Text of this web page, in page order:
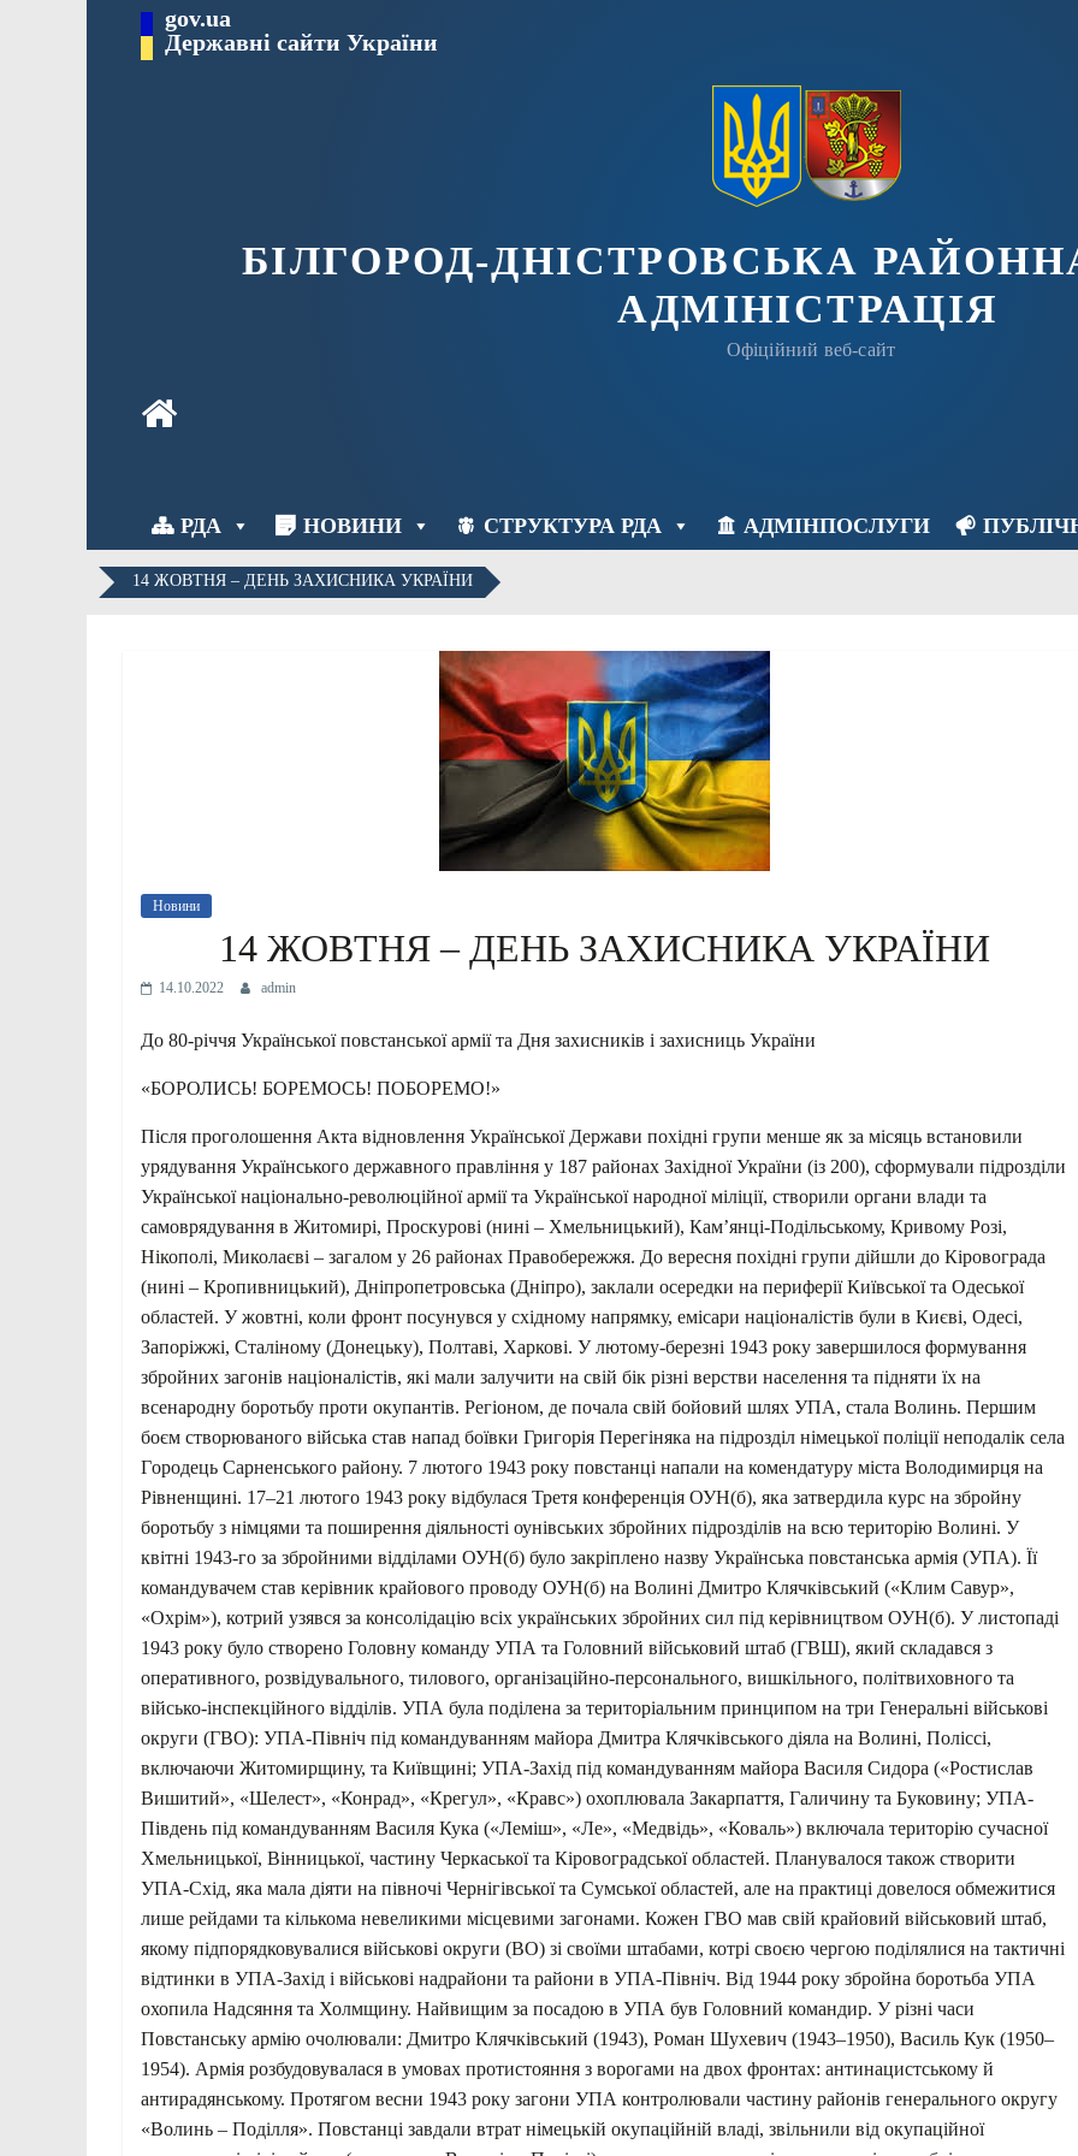
gov.ua
Державні сайти України
БІЛГОРОД-ДНІСТРОВСЬКА
АДМІНІСТРАЦІЯ
Офіційний веб-сайт
РДА НОВИНИ СТРУКТУРА РДА АДМІНПОСЛУГИ
14 ЖОВТНЯ – ДЕНЬ ЗАХИСНИКА УКРАЇНИ
Новини
14 ЖОВТНЯ – ДЕНЬ ЗАХИСНИКА УКРАЇНИ
14.10.2022 admin
До 80-річчя Української повстанської армії та Дня захисників і захисниць України
«БОРОЛИСЬ! БОРЕМОСЬ! ПОБОРЕМО!»
Після проголошення Акта відновлення Української Держави похідні групи менше як за місяць встановили
урядування Українського державного правління у 187 районах Західної України (із 200), сформували підрозділи
Української національно-революційної армії та Української народної міліції, створили органи влади та
самоврядування в Житомирі, Проскурові (нині – Хмельницький), Кам’янці-Подільському, Кривому Розі,
Нікополі, Миколаєві – загалом у 26 районах Правобережжя. До вересня похідні групи дійшли до Кіровограда
(нині – Кропивницький), Дніпропетровська (Дніпро), заклали осередки на периферії Київської та Одеської
областей. У жовтні, коли фронт посунувся у східному напрямку, емісари націоналістів були в Києві, Одесі,
Запоріжжі, Сталіному (Донецьку), Полтаві, Харкові. У лютому-березні 1943 року завершилося формування
збройних загонів націоналістів, які мали залучити на свій бік різні верстви населення та підняти їх на
всенародну боротьбу проти окупантів. Регіоном, де почала свій бойовий шлях УПА, cтала Волинь. Першим
боєм створюваного війська став напад боївки Григорія Перегіняка на підрозділ німецької поліції неподалік села
Гopoдець Сарненського району. 7 лютого 1943 року повстанці напали на комендатуру міста Володимирця на
Рівненщині. 17–21 лютого 1943 року відбулася Третя конференція ОУН(б), яка затвердила курс на збройну
боротьбу з німцями та поширення діяльності оунівських збройних підрозділів на всю територію Волині. У
квітні 1943-го за збройними відділами ОУН(б) було закріплено назву Українська повстанська армія (УПА). Її
командувачем став керівник крайового проводу ОУН(б) на Волині Дмитро Клячківський («Клим Савур»,
«Охрім»), котрий узявся за консолідацію всіх українських збройних сил під керівництвом ОУН(б). У листопаді
1943 року було створено Головну команду УПА та Головний військовий штаб (ГВШ), який складався з
оперативного, розвідувального, тилового, організаційно-персонального, вишкільного, політвиховного та
військо-інспекційного відділів. УПА була поділена за територіальним принципом на три Генеральні військові
округи (ГВО): УПА-Північ під командуванням майора Дмитра Клячківського діяла на Волині, Поліссі,
включаючи Житомирщину, та Київщині; УПА-Захід під командуванням майора Василя Сидора («Ростислав
Вишитий», «Шелест», «Конрад», «Крегул», «Кравс») охоплювала Закарпаття, Галичину та Буковину; УПА-
Південь під командуванням Василя Кука («Леміш», «Ле», «Медвідь», «Коваль») включала територію сучасної
Хмельницької, Вінницької, частину Черкаської та Кіровоградської областей. Планувалося також створити
УПА-Схід, яка мала діяти на півночі Чернігівської та Сумської областей, але на практиці довелося обмежитися
лише рейдами та кількома невеликими місцевими загонами. Кожен ГВО мав свій крайовий військовий штаб,
якому підпорядковувалися військові округи (ВО) зі своїми штабами, котрі своєю чергою поділялися на тактичні
відтинки в УПА-Захід і військові надрайони та райони в УПА-Північ. Від 1944 року збройна боротьба УПА
охопила Надсяння та Холмщину. Найвищим за посадою в УПА був Головний командир. У різні часи
Повстанську армію очолювали: Дмитро Клячківський (1943), Роман Шухевич (1943–1950), Василь Кук (1950–
1954). Армія розбудовувалася в умовах протистояння з ворогами на двох фронтах: антинацистському й
антирадянському. Протягом весни 1943 року загони УПА контролювали частину районів генерального округу
«Волинь – Поділля». Повстанці завдали втрат німецькій окупаційній владі, звільнили від окупаційної